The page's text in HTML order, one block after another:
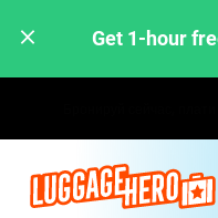
Get 1-hour